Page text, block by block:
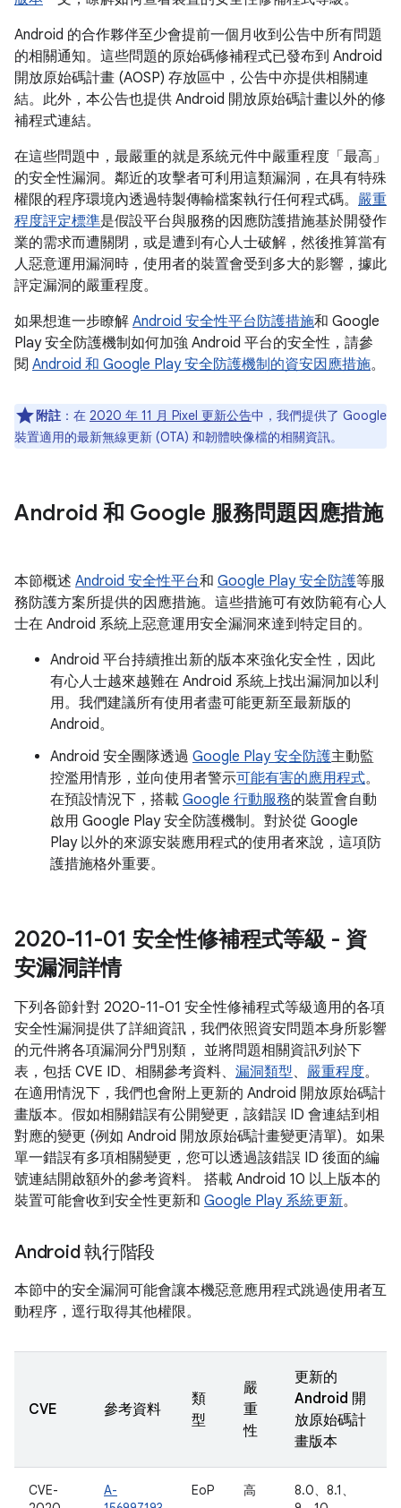
Android 的合作夥伴至少會提前一個月收到公告中所有問題
的相關通知。這些問題的原始碼修補程式已發布到 Android
開放原始碼計畫 (AOSP) 存放區中，公告中亦提供相關連
結。此外，本公告也提供 Android 開放原始碼計畫以外的修
補程式連結。
在這些問題中，最嚴重的就是系統元件中嚴重程度「最高」
的安全性漏洞。鄰近的攻擊者可利用這類漏洞，在具有特殊
權限的程序環境內透過特製傳輸檔案執行任何程式碼。 嚴重
程度評定標準是假設平台與服務的因應防護措施基於開發作
業的需求而遭關閉，或是遭到有心人士破解，然後推算當有
人惡意運用漏洞時，使用者的裝置會受到多大的影響，據此
評定漏洞的嚴重程度。
如果想進一步瞭解 Android 安全性平台防護措施和 Google
Play 安全防護機制如何加強 Android 平台的安全性，請參
閱 Android 和 Google Play 安全防護機制的資安因應措施。
附註 ：在 2020 年 11 月 Pixel 更新公告中，我們提供了 Google
裝置適用的最新無線更新 (OTA) 和韌體映像檔的相關資訊。
Android 和 Google 服務問題因應措施
本節概述 Android 安全性平台和 Google Play 安全防護等服
務防護方案所提供的因應措施。這些措施可有效防範有心人
士在 Android 系統上惡意運用安全漏洞來達到特定目的。
Android 平台持續推出新的版本來強化安全性，因此
有心人士越來越難在 Android 系統上找出漏洞加以利
用。我們建議所有使用者盡可能更新至最新版的
Android。
Android 安全團隊透過 Google Play 安全防護主動監
控濫用情形，並向使用者警示可能有害的應用程式。
在預設情況下，搭載 Google 行動服務的裝置會自動
啟用 Google Play 安全防護機制。對於從 Google
Play 以外的來源安裝應用程式的使用者來說，這項防
護措施格外重要。
2020-11-01 安全性修補程式等級 - 資
安漏洞詳情
下列各節針對 2020-11-01 安全性修補程式等級適用的各項
安全性漏洞提供了詳細資訊，我們依照資安問題本身所影響
的元件將各項漏洞分門別類， 並將問題相關資訊列於下
表，包括 CVE ID、相關參考資料、 漏洞類型、 嚴重程度。
在適用情況下，我們也會附上更新的 Android 開放原始碼計
畫版本。假如相關錯誤有公開變更，該錯誤 ID 會連結到相
對應的變更 (例如 Android 開放原始碼計畫變更清單)。如果
單一錯誤有多項相關變更，您可以透過該錯誤 ID 後面的編
號連結開啟額外的參考資料。 搭載 Android 10 以上版本的
裝置可能會收到安全性更新和 Google Play 系統更新。
Android 執行階段
本節中的安全漏洞可能會讓本機惡意應用程式跳過使用者互
動程序，逕行取得其他權限。
CVE 參考資料
類
型
嚴
重
性
更新的
Android 開
放原始碼計
畫版本
CVE-
A-
EoP 高
8.0、8.1、